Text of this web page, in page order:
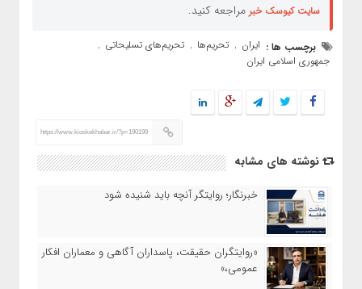
سایت کیوسک خبر مراجعه کنید.
برچسب ها : ایران , تحریم‌ها , تحریم‌های تسلیحاتی ,
جمهوری اسلامی ایران
https://www.kioskekhabar.ir/?p=190199
نوشته های مشابه
خبرنگار؛ روایتگر آنچه باید شنیده شود
«روایتگران حقیقت، پاسداران آگاهی و معماران افکار
عمومی،»